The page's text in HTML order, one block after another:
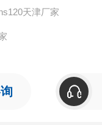
天津厂家